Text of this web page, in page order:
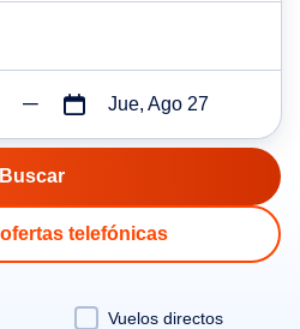
Jue, Ago 27
telefónicas
Vuelos directos